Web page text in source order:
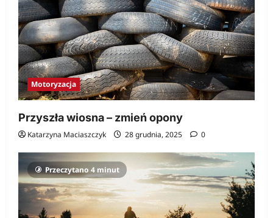
Motoryzacja
Przyszła wiosna – zmień opony
Katarzyna Maciaszczyk 28 grudnia, 2025 0
Przeczytano 4 minut